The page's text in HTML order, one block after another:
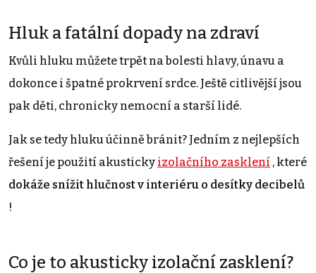
Hluk a fatální dopady na zdraví
Kvůli hluku můžete trpět na bolesti hlavy, únavu a
dokonce i špatné prokrvení srdce. Ještě citlivější jsou
pak děti, chronicky nemocní a starší lidé.
Jak se tedy hluku účinně bránit? Jedním z nejlepších
řešení je použití akusticky izolačního zasklení , které
dokáže snížit hlučnost v interiéru o desítky decibelů
!
Co je to akusticky izolační zasklení?